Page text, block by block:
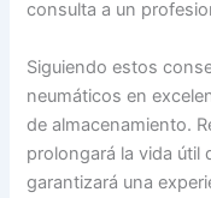
consulta a un
Siguiendo estos
neumáticos en
de almacenamiento.
prolongará la vida útil
garantizará una